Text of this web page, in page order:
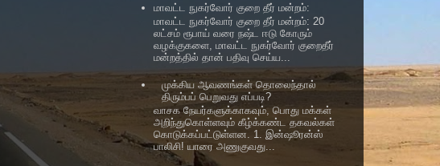
மாவட்ட நுகர்வோர் குறை தீர் மன்றம்:
மாவட்ட நுகர்வோர் குறை தீர் மன்றம்: 20
லட்சம் ரூபாய் வரை நஷ்ட ஈடு கோரும்
வழக்குகளை, மாவட்ட நுகர்வோர் குறைதீர்
மன்றத்தில் தான் பதிவு செய்ய...
முக்கிய ஆவணங்கள் தொலைந்தால்
திரும்பப் பெறுவது எப்படி?
வாசக நேயர்களுக்காகவும், பொது மக்கள்
அறிந்துகொள்ளவும் கீழ்க்கண்ட தகவல்கள்
கொடுக்கப்பட்டுள்ளன. 1. இன்ஷூரன்ஸ்
பாலிசி! யாரை அணுகுவது...